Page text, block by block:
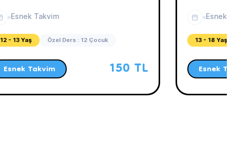
Esnek Takvim
12 - 13 Yaş Özel Ders : 12 Çocuk
Esnek Takvim 150 TL
Esnek
13 - 18 Yaş
Esnek Takvim